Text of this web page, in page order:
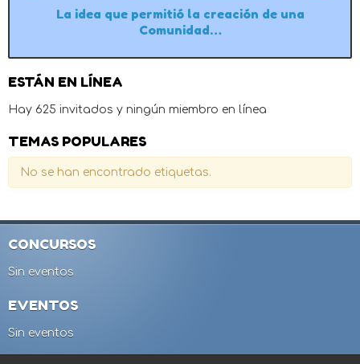
La idea que permitió la creación de una
Comunidad…
ESTÁN EN LÍNEA
Hay 625 invitados y ningún miembro en línea
TEMAS POPULARES
No se han encontrado etiquetas.
CONCURSOS
Sin eventos
EVENTOS
Sin eventos